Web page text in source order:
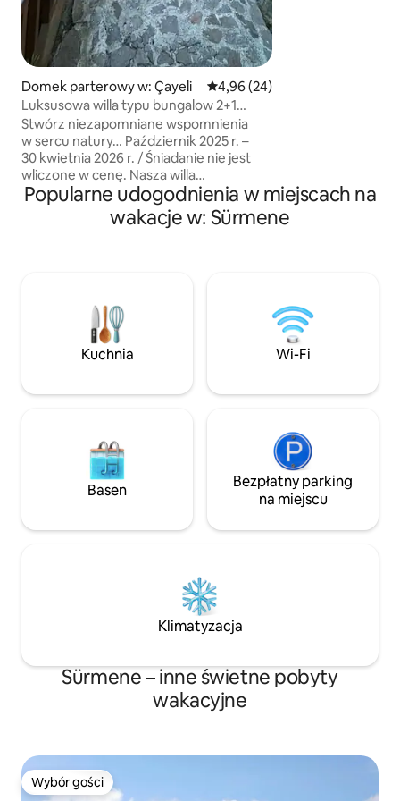
Domek parterowy w: Çayeli Średnia ocena: 4,96 na 5,
4,96 (24)
Luksusowa willa typu bungalow 2+1
z jacuzzi w Rize
Stwórz niezapomniane wspomnienia
w sercu natury… Październik 2025 r. –
30 kwietnia 2026 r. / Śniadanie nie jest
wliczone w cenę. Nasza willa
z apartamentem typu bungalow łączy
spokój i komfort z całkowitą
prywatnością i niezrównanymi widokami
największy apartament w regionie
o łącznej powierzchni użytkowej 70 m²,
salon, 2 sypialnie, w pełni wyposażona
kuchnia oraz strefa z altanką.
Popularne udogodnienia w miejscach na
wakacje w: Sürmene
Kuchnia Wi-Fi
Basen
Bezpłatny parking
na miejscu
Klimatyzacja
Sürmene – inne świetne pobyty
wakacyjne
Wybór gości
Wybór gości